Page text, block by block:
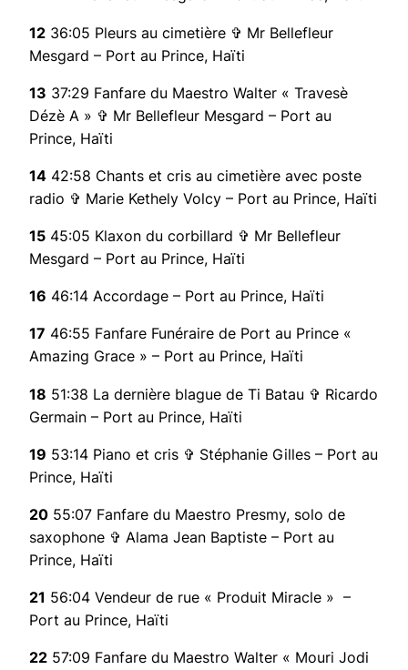
12 36:05 Pleurs au cimetière ✞ Mr Bellefleur
Mesgard – Port au Prince, Haïti
13 37:29 Fanfare du Maestro Walter « Travesè
Dézè A » ✞ Mr Bellefleur Mesgard – Port au
Prince, Haïti
14 42:58 Chants et cris au cimetière avec poste
radio ✞ Marie Kethely Volcy – Port au Prince, Haïti
15 45:05 Klaxon du corbillard ✞ Mr Bellefleur
Mesgard – Port au Prince, Haïti
16 46:14 Accordage – Port au Prince, Haïti
17 46:55 Fanfare Funéraire de Port au Prince «
Amazing Grace » – Port au Prince, Haïti
18 51:38 La dernière blague de Ti Batau ✞ Ricardo
Germain – Port au Prince, Haïti
19 53:14 Piano et cris ✞ Stéphanie Gilles – Port au
Prince, Haïti
20 55:07 Fanfare du Maestro Presmy, solo de
saxophone ✞ Alama Jean Baptiste – Port au
Prince, Haïti
21 56:04 Vendeur de rue « Produit Miracle » –
Port au Prince, Haïti
22 57:09 Fanfare du Maestro Walter « Mouri Jodi